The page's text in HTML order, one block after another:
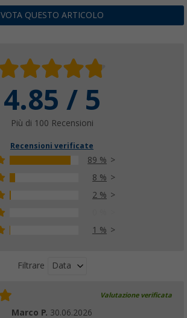
VOTA QUESTO ARTICOLO
4.85 / 5
Più di 100 Recensioni
Recensioni verificate
89 %
8 %
2 %
1 %
Filtrare Data
Valutazione verificata
Marco P. 30.06.2026